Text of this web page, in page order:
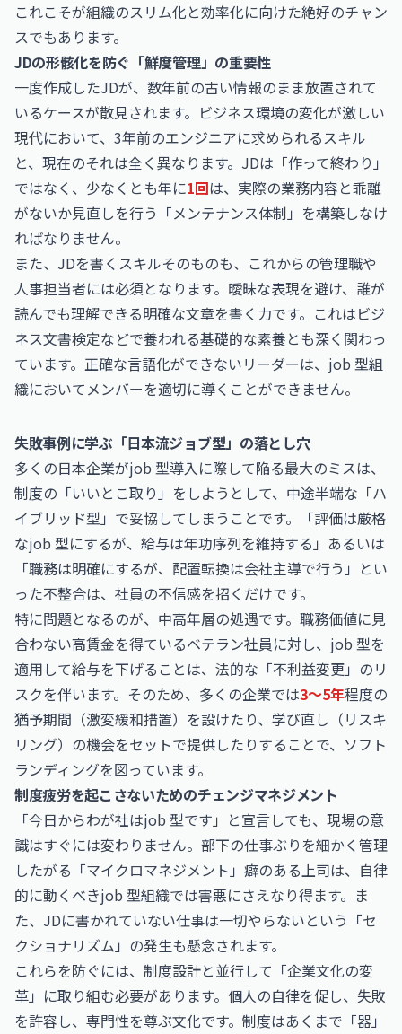
これこそが組織のスリム化と効率化に向けた絶好のチャン
スでもあります。
JDの形骸化を防ぐ「鮮度管理」の重要性
一度作成したJDが、数年前の古い情報のまま放置されて
いるケースが散見されます。ビジネス環境の変化が激しい
現代において、3年前のエンジニアに求められるスキル
と、現在のそれは全く異なります。JDは「作って終わり」
ではなく、少なくとも年に1回は、実際の業務内容と乖離
がないか見直しを行う「メンテナンス体制」を構築しなけ
ればなりません。
また、JDを書くスキルそのものも、これからの管理職や
人事担当者には必須となります。曖昧な表現を避け、誰が
読んでも理解できる明確な文章を書く力です。これはビジ
ネス文書検定などで養われる基礎的な素養とも深く関わっ
ています。正確な言語化ができないリーダーは、job 型組
織においてメンバーを適切に導くことができません。
失敗事例に学ぶ「日本流ジョブ型」の落とし穴
多くの日本企業がjob 型導入に際して陥る最大のミスは、
制度の「いいとこ取り」をしようとして、中途半端な「ハ
イブリッド型」で妥協してしまうことです。「評価は厳格
なjob 型にするが、給与は年功序列を維持する」あるいは
「職務は明確にするが、配置転換は会社主導で行う」とい
った不整合は、社員の不信感を招くだけです。
特に問題となるのが、中高年層の処遇です。職務価値に見
合わない高賃金を得ているベテラン社員に対し、job 型を
適用して給与を下げることは、法的な「不利益変更」のリ
スクを伴います。そのため、多くの企業では3〜5年程度の
猶予期間（激変緩和措置）を設けたり、学び直し（リスキ
リング）の機会をセットで提供したりすることで、ソフト
ランディングを図っています。
制度疲労を起こさないためのチェンジマネジメント
「今日からわが社はjob 型です」と宣言しても、現場の意
識はすぐには変わりません。部下の仕事ぶりを細かく管理
したがる「マイクロマネジメント」癖のある上司は、自律
的に動くべきjob 型組織では害悪にさえなり得ます。ま
た、JDに書かれていない仕事は一切やらないという「セ
クショナリズム」の発生も懸念されます。
これらを防ぐには、制度設計と並行して「企業文化の変
革」に取り組む必要があります。個人の自律を促し、失敗
を許容し、専門性を尊ぶ文化です。制度はあくまで「器」